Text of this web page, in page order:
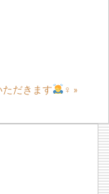
だきます
‍♀️ »